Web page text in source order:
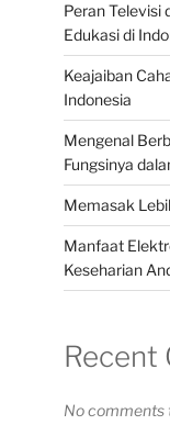
Peran Televisi
Edukasi di
Keajaiban
Indonesia
Mengenal
Fungsinya
Memasak
Manfaat
Keseharian
Recent
No comments